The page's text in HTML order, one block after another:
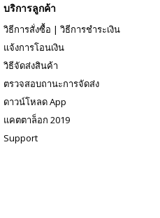
บริการลูกค้า
วิธีการสั่งซื้อ | วิธีการชำระเงิน
แจ้งการโอนเงิน
วิธีจัดส่งสินค้า
ตรวจสอบถานะการจัดส่ง
ดาวน์โหลด App
แคตตาล็อก 2019
Support